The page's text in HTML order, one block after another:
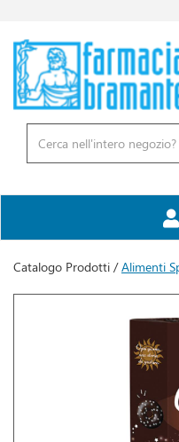
contenuto
principale
Farmacia
Bramante
Prodotto
Catalogo Prodotti /Alimenti